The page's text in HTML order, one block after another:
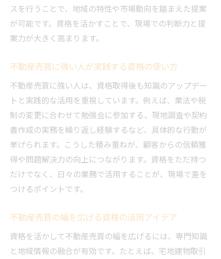
スを行うことで、地域の特性や市場動向を踏まえた提案
が可能です。資格を活かすことで、現場での判断力と提
案力が大きく高まります。
不動産売買に強い人が実践する資格の使い方
不動産売買に強い人は、資格取得後も知識のアップデー
トと実践的な活用を重視しています。例えば、業法や税
制の変更に合わせて勉強会に参加する、現地調査や契約
書作成の実務を繰り返し経験するなど、具体的な行動が
挙げられます。こうした積み重ねが、顧客からの信頼獲
得や問題解決力の向上につながります。資格をただ持つ
だけでなく、日々の業務で活用することが、現場で差を
つけるポイントです。
不動産売買の幅を広げる資格の活用アイデア
資格を活かして不動産売買の幅を広げるには、専門知識
と地域情報の融合が有効です。たとえば、宅地建物取引